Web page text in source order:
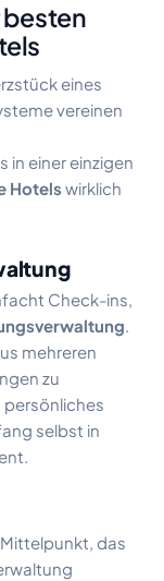
eines
vereinen
in einer einzigen
Hotels wirklich
Check-ins,
.
mehreren
zu
selbst in
das